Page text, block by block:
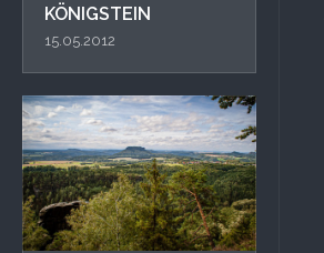
KÖNIGSTEIN
15.05.2012